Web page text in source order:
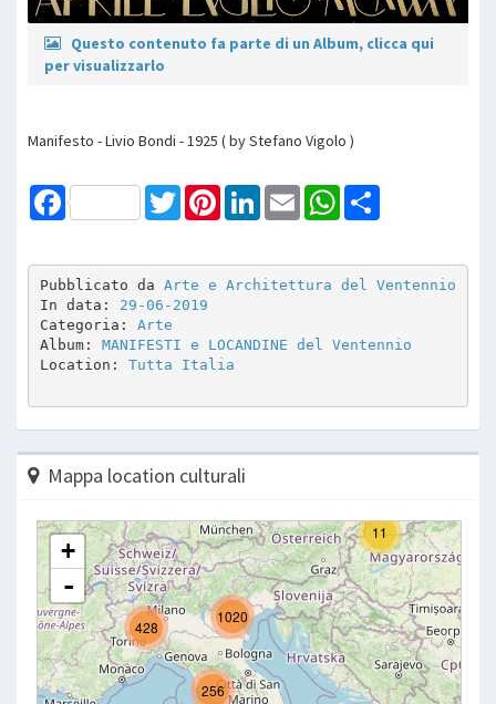
Questo contenuto fa parte di un Album, clicca qui
per visualizzarlo
Manifesto - Livio Bondi - 1925 ( by Stefano Vigolo )
Facebook TwitterPinterestLinkedInEmail WhatsApp
Pubblicato da Arte e Architettura del Ventennio
In data: 29-06-2019
Categoria: Arte
Album: MANIFESTI e LOCANDINE del Ventennio
Location: Tutta Italia
Mappa location culturali